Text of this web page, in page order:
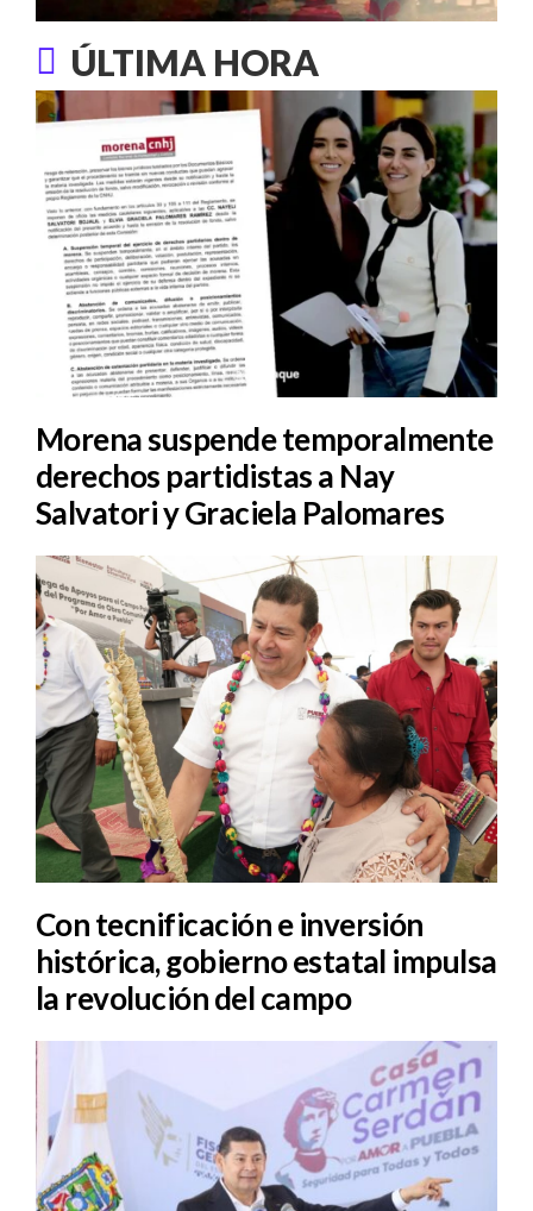
ÚLTIMA HORA
Morena suspende temporalmente
derechos partidistas a Nay
Salvatori y Graciela Palomares
Con tecnificación e inversión
histórica, gobierno estatal impulsa
la revolución del campo